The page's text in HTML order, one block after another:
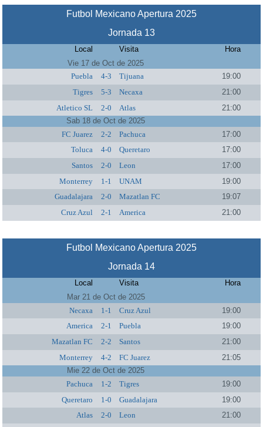
Futbol Mexicano Apertura 2025
Jornada 13
Local Visita
Hora
Vie 17 de Oct de 2025
Puebla
4-3 Tijuana
19:00
Tigres
5-3 Necaxa
21:00
Atletico SL
2-0 Atlas
21:00
Sab 18 de Oct de 2025
FC Juarez
2-2 Pachuca
17:00
Toluca
4-0 Queretaro
17:00
Santos
2-0 Leon
17:00
Monterrey
1-1 UNAM
19:00
Guadalajara
2-0 Mazatlan FC
19:07
Cruz Azul
2-1 America 21:00
Futbol Mexicano Apertura 2025
Jornada 14
Local Visita
Hora
Mar 21 de Oct de 2025
Necaxa
1-1 Cruz Azul
19:00
America
2-1 Puebla
19:00
Mazatlan FC
2-2 Santos
21:00
Monterrey
4-2 FC Juarez
21:05
Mie 22 de Oct de 2025
Pachuca
1-2 Tigres
19:00
Queretaro
1-0 Guadalajara
19:00
Atlas
2-0 Leon
21:00